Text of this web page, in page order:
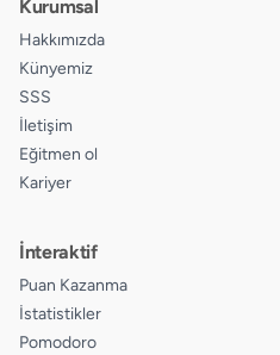
Kurumsal
Hakkımızda
Künyemiz
SSS
İletişim
Eğitmen ol
Kariyer
İnteraktif
Puan Kazanma
İstatistikler
Pomodoro